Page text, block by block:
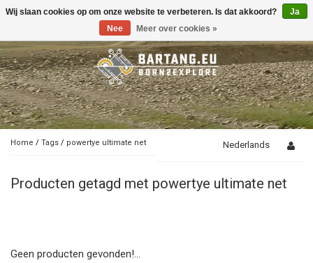
Toggle
Home / Tags / powertye ultimate net Nederlands
Producten getagd met powertye ultimate net
Geen producten gevonden!...
Wij slaan cookies op om onze website te verbeteren. Is dat akkoord?
Ja
Nee
Meer over cookies »